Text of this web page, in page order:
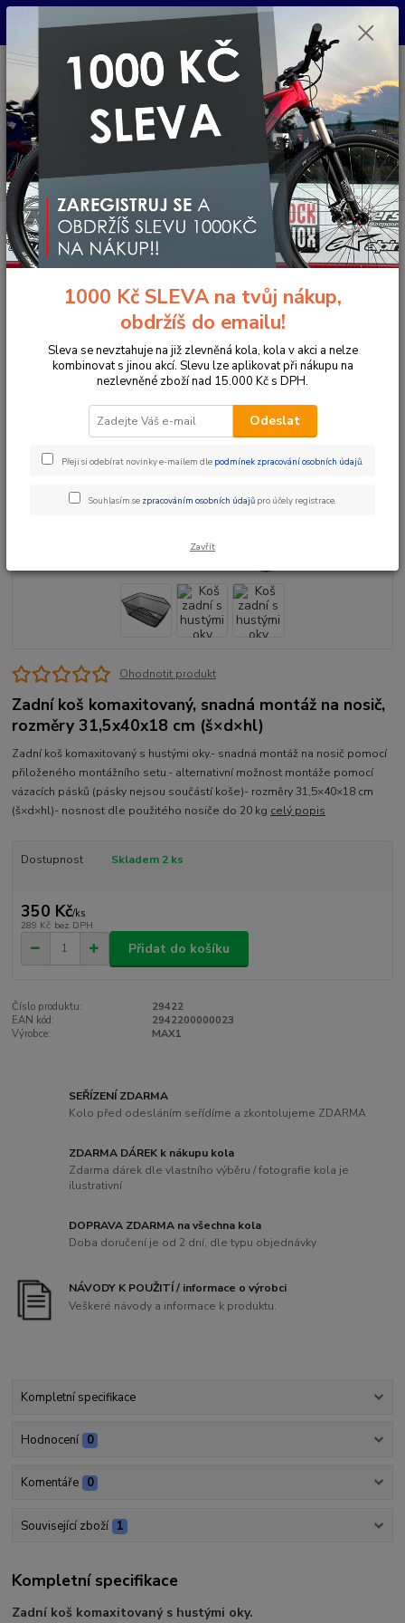
Pro nachystání kola / doplňků na prodejně si prosím zavolejte dopředu.
Menu
CZK
Hledat
+420 733 792 733
PO-PÁ 10:00-17:00 | SO: 9:00-12:00
Úvod Komponenty na kolo Koše na nosič / řidítka
Koš zadní s hustými
oky MAX1
Koš zadní s hustými oky MAX1
Ohodnotit produkt
Zadní koš komaxitovaný, snadná montáž na nosič,
rozměry 31,5x40x18 cm (š×d×hl)
Zadní koš komaxitovaný s hustými oky.- snadná montáž na nosič pomocí
přiloženého montážního setu.- alternativní možnost montáže pomocí
vázacích pásků (pásky nejsou součástí koše)- rozměry 31,5×40×18 cm
(š×d×hl)- nosnost dle použitého nosiče do 20 kg celý popis
Dostupnost Skladem 2 ks
350 Kč/ks
289 Kč bez DPH
Přidat do košíku
Číslo produktu:
29422
EAN kód:
2942200000023
Výrobce:
MAX1
SEŘÍZENÍ ZDARMA
Kolo před odesláním seřídíme a zkontolujeme ZDARMA
ZDARMA DÁREK k nákupu kola
Zdarma dárek dle vlastního výběru / fotografie kola je
ilustrativní
DOPRAVA ZDARMA na všechna kola
Doba doručení je od 2 dní, dle typu objednávky
NÁVODY K POUŽITÍ / informace o výrobci
Veškeré návody a informace k produktu.
Kompletní specifikace
Hodnocení 0
Komentáře 0
Související zboží 1
Kompletní specifikace
Zadní koš komaxitovaný s hustými oky.
1000 Kč SLEVA na tvůj nákup,
obdržíš do emailu!
Sleva se nevztahuje na již zlevněná kola, kola v akci a nelze
kombinovat s jinou akcí. Slevu lze aplikovat při nákupu na
nezlevněné zboží nad 15.000 Kč s DPH.
Odeslat
Přeji si odebírat novinky e-mailem dle podmínek zpracování osobních údajů.
Souhlasím se zpracováním osobních údajů pro účely registrace.
Zavřít